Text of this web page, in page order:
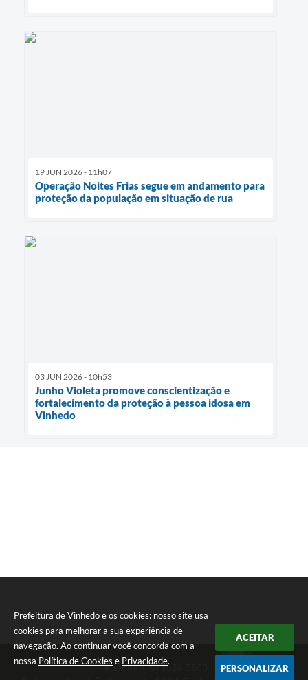
Prefeitura de Vinhedo e os cookies: nosso site usa
cookies para melhorar a sua experiência de
navegação. Ao continuar você concorda com a
nossa Política de Cookies e Privacidade.
ACEITAR
PERSONALIZAR
19 JUN 2026 - 11h07
Operação Noites Frias segue em andamento para
proteção da população em situação de rua
03 JUN 2026 - 10h53
Junho Violeta promove conscientização e
fortalecimento da proteção à pessoa idosa em
Vinhedo
Telefone: (19) 3826-7800